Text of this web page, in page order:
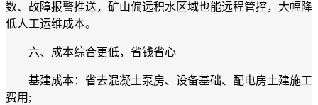
数、故障报警推送，矿山偏远积水区域也能远程管控，大幅降
低人工运维成本。
六、成本综合更低，省钱省心
基建成本：省去混凝土泵房、设备基础、配电房土建施工
费用;